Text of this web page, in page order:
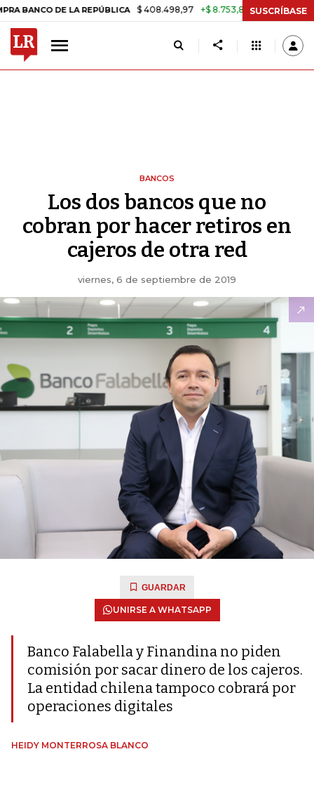
DE LA REPÚBLICA $ 408.498,97 +$ 8.753,81 +2,19% TASA DE
SUSCRÍBASE
BANCOS
Los dos bancos que no
cobran por hacer retiros en
cajeros de otra red
viernes, 6 de septiembre de 2019
GUARDAR
UNIRSE A WHATSAPP
Banco Falabella y Finandina no piden
comisión por sacar dinero de los cajeros.
La entidad chilena tampoco cobrará por
operaciones digitales
HEIDY MONTERROSA BLANCO